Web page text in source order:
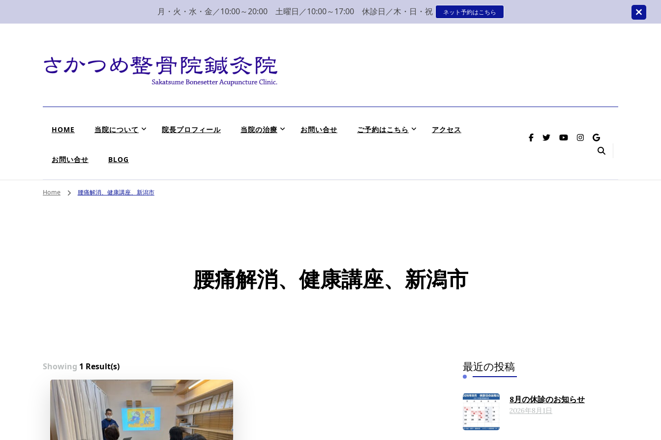
月・火・水・金／10:00～20:00 土曜日／10:00～17:00 休診日／木・日・祝 ネット予約はこちら
HOME 当院について 院長プロフィール 当院の治療
（ギックリ腰）
お問い合せ ご予約はこちら アクセス
お問い合せ BLOG
Home 腰痛解消、健康講座、新潟市
腰痛解消、健康講座、新潟市
Showing 1 Result(s) 最近の投稿
8月の休診のお知らせ
2026年8月1日